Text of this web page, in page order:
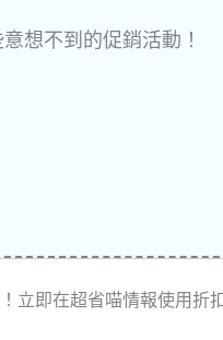
想不到的促銷活動！
立即在超省喵情報使用折